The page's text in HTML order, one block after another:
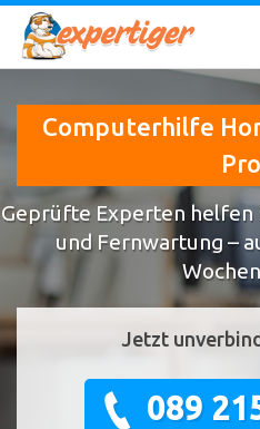
Computerhilfe
Geprüfte Experten
und Fernwartung –
Jetzt
089